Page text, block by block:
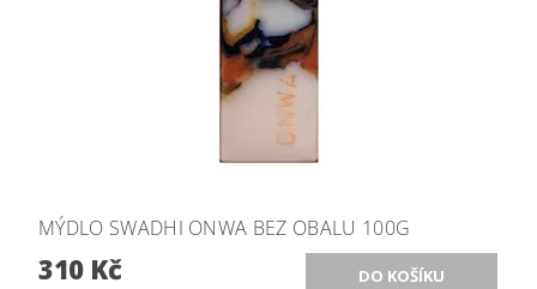
MÝDLO SWADHI ONWA BEZ OBALU 100G
310 Kč